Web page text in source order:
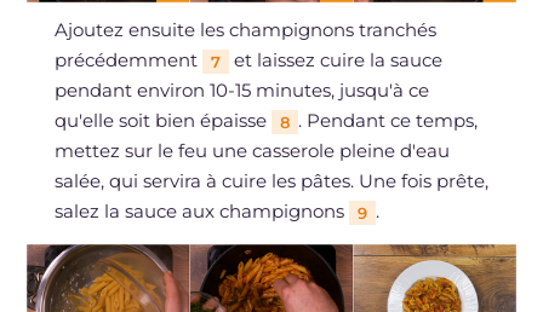
Ajoutez ensuite les champignons tranchés
précédemment
7
et laissez cuire la sauce
pendant environ 10-15 minutes, jusqu'à ce
qu'elle soit bien épaisse
8 . Pendant ce temps,
mettez sur le feu une casserole pleine d'eau
salée, qui servira à cuire les pâtes. Une fois prête,
salez la sauce aux champignons
9 .